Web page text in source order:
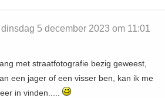
5 december 2023 om 11:01
met straatfotografie bezig geweest,
een jager of een visser ben, kan ik me
in vinden.....